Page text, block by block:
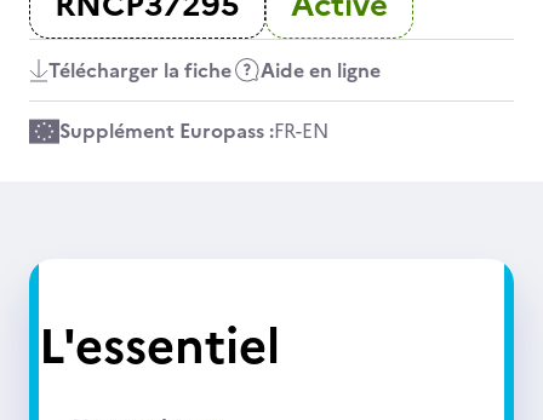
Télécharger la fiche Aide en ligne
Supplément Europass :FR-EN
L'essentiel